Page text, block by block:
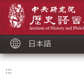
ッ
ク
日本語
:::